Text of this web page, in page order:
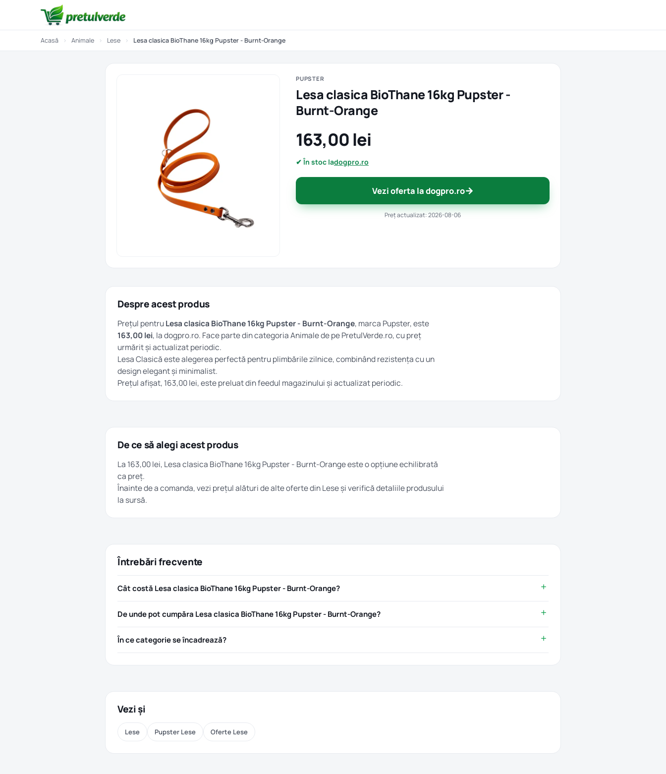
Acasă › Animale › Lese › Lesa clasica BioThane 16kg Pupster - Burnt-Orange
PUPSTER
Lesa clasica BioThane 16kg Pupster -
Burnt-Orange
163,00 lei
✔ În stoc ladogpro.ro
Vezi oferta la dogpro.ro→
Preț actualizat: 2026-08-06
Despre acest produs
Prețul pentruLesa clasica BioThane 16kg Pupster - Burnt-Orange, marca Pupster, este
163,00 lei, la dogpro.ro. Face parte din categoriaAnimalede pe PretulVerde.ro, cu preț
urmărit și actualizat periodic.
Lesa Clasică este alegerea perfectă pentru plimbările zilnice, combinând rezistența cu un
design elegant și minimalist.
Prețul afișat, 163,00 lei, este preluat din feedul magazinului și actualizat periodic.
De ce să alegi acest produs
La 163,00 lei, Lesa clasica BioThane 16kg Pupster - Burnt-Orange este o opțiune echilibrată
ca preț.
Înainte de a comanda, vezi prețul alături de alte oferte dinLeseși verifică detaliile produsului
la sursă.
Întrebări frecvente
Cât costă Lesa clasica BioThane 16kg Pupster - Burnt-Orange?
De unde pot cumpăra Lesa clasica BioThane 16kg Pupster - Burnt-Orange?
În ce categorie se încadrează?
Vezi și
Lese Pupster Lese Oferte Lese